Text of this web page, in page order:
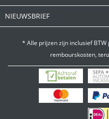
NIEUWSBRIEF
* Alle prijzen zijn inclusief BTW
rembourskosten,